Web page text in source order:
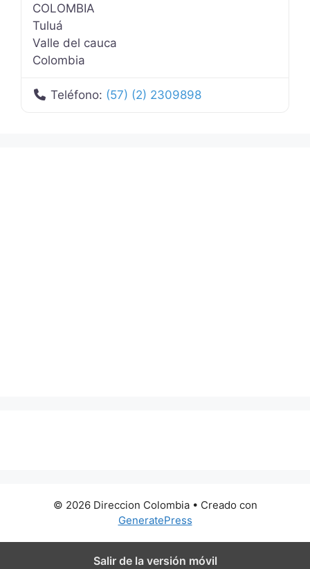
COLOMBIA
Tuluá
Valle del cauca
Colombia
Teléfono: (57) (2) 2309898
© 2026 Direccion Colombia• Creado con
GeneratePress
Salir de la versión móvil